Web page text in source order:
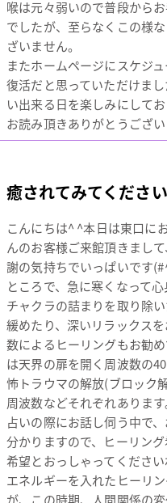
喉は元々弱いので普段から
でしたが、至らなくこの様
ざいません。
またホームページにスケジ
復活だと思っていただけま
い出来る日を楽しみにして
お読み頂きありがとうご
癒されてみてくださ
こんにちは^ ^本日は東口に
んのお客様ご来館頂きまし
謝の気持ちでいっぱいです
ところで、急に寒くなって
チャクラの詰まりを取り除
緩めたり、深いリラックス
数によるヒーリングもお勧
は天界の扉を開く周波数の
怖トラウマの解放(ブロック
周波数などそれぞれあります
占いの際にお話し伺う中で
分かりますので、ヒーリン
希望とおっしゃってくださ
エネルギーを入れたヒーリ
が、この時期、人間関係の